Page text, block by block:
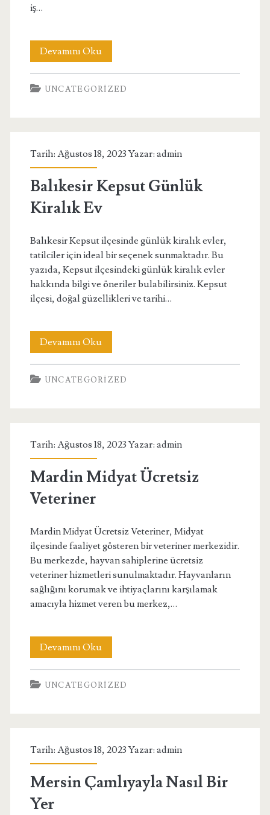
iş…
Devamını OkuDenizli
Babadağ
Paketleme
UNCATEGORIZED
Tarih: Ağustos 18, 2023 Yazar: admin
Balıkesir Kepsut Günlük
Kiralık Ev
Balıkesir Kepsut ilçesinde günlük kiralık evler,
tatilciler için ideal bir seçenek sunmaktadır. Bu
yazıda, Kepsut ilçesindeki günlük kiralık evler
hakkında bilgi ve öneriler bulabilirsiniz. Kepsut
ilçesi, doğal güzellikleri ve tarihi…
Devamını OkuBalıkesir
Kepsut
Günlük
UNCATEGORIZED
Tarih: Ağustos 18, 2023 Yazar: admin
Mardin Midyat Ücretsiz
Veteriner
Mardin Midyat Ücretsiz Veteriner, Midyat
ilçesinde faaliyet gösteren bir veteriner merkezidir.
Bu merkezde, hayvan sahiplerine ücretsiz
veteriner hizmetleri sunulmaktadır. Hayvanların
sağlığını korumak ve ihtiyaçlarını karşılamak
amacıyla hizmet veren bu merkez,…
Devamını OkuMardin
Midyat
Ücretsiz
UNCATEGORIZED
Tarih: Ağustos 18, 2023 Yazar: admin
Mersin Çamlıyayla Nasıl Bir
Yer